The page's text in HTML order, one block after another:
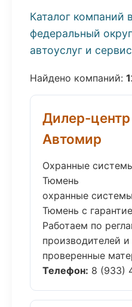
Каталог компаний
федеральный
автоуслуг и
Найдено компаний:
Дилер-
Автомир
Охранные
Тюмень
охранные
Тюмень с
Работаем по
производителей
проверенные
Телефон: 8 (933)